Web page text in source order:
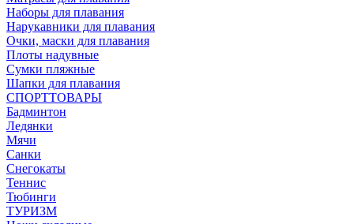
Наборы для плавания
Нарукавники для плавания
Очки, маски для плавания
Плоты надувные
Сумки пляжные
Шапки для плавания
СПОРТТОВАРЫ
Бадминтон
Ледянки
Мячи
Санки
Снегокаты
Теннис
Тюбинги
ТУРИЗМ